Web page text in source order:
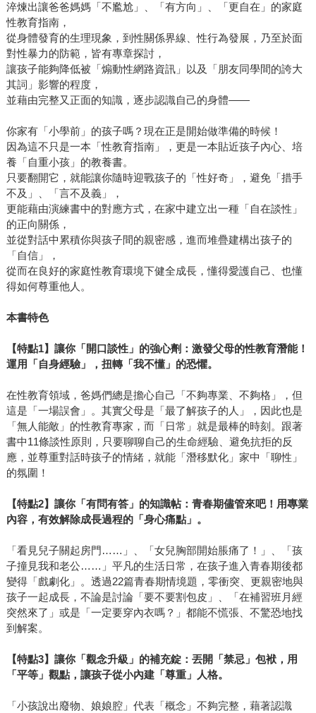
淬煉出讓爸爸媽媽「不尷尬」、「有方向」、「更自在」的家庭
性教育指南，
從身體發育的生理現象，到性關係界線、性行為發展，乃至於面
對性暴力的防範，皆有專章探討，
讓孩子能夠降低被「煽動性網路資訊」以及「朋友同學間的誇大
其詞」影響的程度，
並藉由完整又正面的知識，逐步認識自己的身體——
你家有「小學前」的孩子嗎？現在正是開始做準備的時候！
因為這不只是一本「性教育指南」，更是一本貼近孩子內心、培
養「自重小孩」的教養書。
只要翻開它，就能讓你隨時迎戰孩子的「性好奇」，避免「措手
不及」、「言不及義」，
更能藉由演練書中的對應方式，在家中建立出一種「自在談性」
的正向關係，
並從對話中累積你與孩子間的親密感，進而堆疊建構出孩子的
「自信」，
從而在良好的家庭性教育環境下健全成長，懂得愛護自己、也懂
得如何尊重他人。
本書特色
【特點1】讓你「開口談性」的強心劑：激發父母的性教育潛能！
運用「自身經驗」，扭轉「我不懂」的恐懼。
在性教育領域，爸媽們總是擔心自己「不夠專業、不夠格」，但
這是「一場誤會」。其實父母是「最了解孩子的人」，因此也是
「無人能敵」的性教育專家，而「日常」就是最棒的時刻。跟著
書中11條談性原則，只要聊聊自己的生命經驗、避免抗拒的反
應，並尊重對話時孩子的情緒，就能「潛移默化」家中「聊性」
的氛圍！
【特點2】讓你「有問有答」的知識帖：青春期儘管來吧！用專業
內容，有效解除成長過程的「身心痛點」。
「看見兒子關起房門……」、「女兒胸部開始脹痛了！」、「孩
子撞見我和老公……」平凡的生活日常，在孩子進入青春期後都
變得「戲劇化」。透過22篇青春期情境題，零衝突、更親密地與
孩子一起成長，不論是討論「要不要割包皮」、「在補習班月經
突然來了」或是「一定要穿內衣嗎？」都能不慌張、不驚恐地找
到解案。
【特點3】讓你「觀念升級」的補充錠：丟開「禁忌」包袱，用
「平等」觀點，讓孩子從小內建「尊重」人格。
「小孩說出廢物、娘娘腔」代表「概念」不夠完整，藉著認識